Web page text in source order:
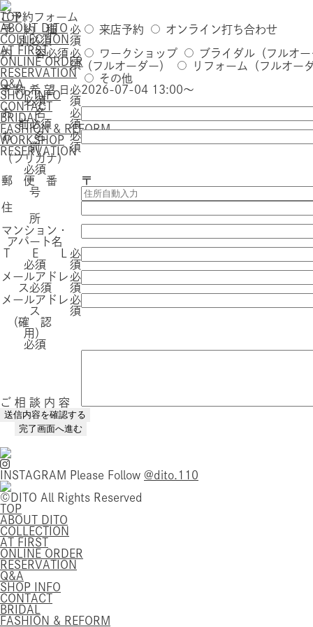
TOP
ABOUT DITO
COLLECTION
AT FIRST
ONLINE ORDER
RESERVATION
Q&A
SHOP INFO
CONTACT
BRIDAL
FASHION & REFORM
WORKSHOP
RESERVATION
ご予約フォーム
予 約 種
別必須
必
須
来店予約 オンライン打ち合わせ
内 容必須 必
須
ワークショップ
ブライダル（フルオ
（フルオーダー）
リフォーム（フルオー
その他
予 約 希 望 日
必須
必
須
2026-07-04 13:00～
お 名
前必須
必
須
お 名
前
（フリガナ）
必須
必
須
郵 便 番
号
〒
住
所
マンション・
アパート名
T E L
必須
必
須
メールアドレ
ス 必須
必
須
メールアドレ
ス
（確 認
用）
必須
必
須
ご 相 談 内 容
INSTAGRAM Please Follow @dito.110
©DITO All Rights Reserved
TOP
ABOUT DITO
COLLECTION
AT FIRST
ONLINE ORDER
RESERVATION
Q&A
SHOP INFO
CONTACT
BRIDAL
FASHION & REFORM